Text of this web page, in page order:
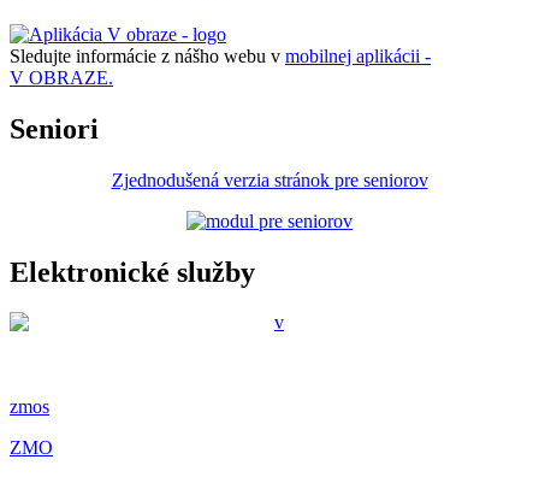
Sledujte informácie z nášho webu v mobilnej aplikácii -
V OBRAZE.
Seniori
Zjednodušená verzia stránok pre seniorov
Elektronické služby
zmos
ZMO